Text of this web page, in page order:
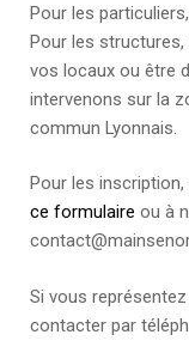
Pour les
Pour les
vos locaux ou être
intervenons sur la
commun Lyonnais.
Pour les
ce formulaire ou à
Si vous
contacter par